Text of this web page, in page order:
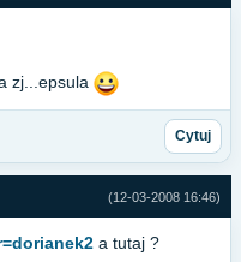
zj...epsula
Cytuj
(12-03-2008 16:46)
a tutaj ?